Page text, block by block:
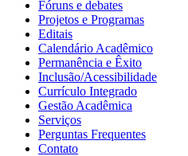
Fóruns e debates
Projetos e Programas
Editais
Calendário Acadêmico
Permanência e Êxito
Inclusão/Acessibilidade
Currículo Integrado
Gestão Acadêmica
Serviços
Perguntas Frequentes
Contato